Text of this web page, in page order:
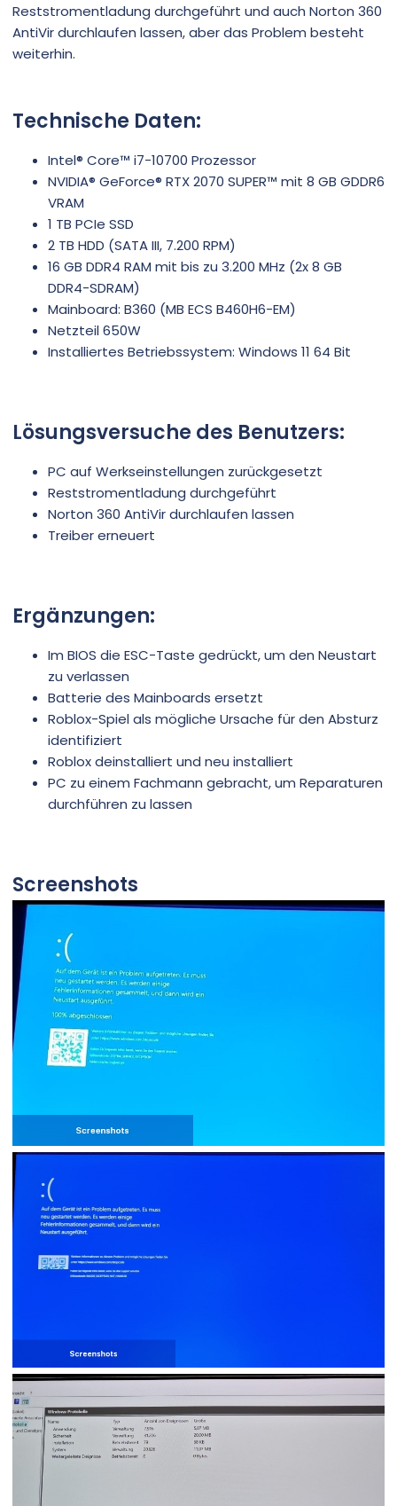
Reststromentladung durchgeführt und auch Norton 360
AntiVir durchlaufen lassen, aber das Problem besteht
weiterhin.
Technische Daten:
Intel® Core™ i7-10700 Prozessor
NVIDIA® GeForce® RTX 2070 SUPER™ mit 8 GB GDDR6
VRAM
1 TB PCIe SSD
2 TB HDD (SATA III, 7.200 RPM)
16 GB DDR4 RAM mit bis zu 3.200 MHz (2x 8 GB
DDR4-SDRAM)
Mainboard: B360 (MB ECS B460H6-EM)
Netzteil 650W
Installiertes Betriebssystem: Windows 11 64 Bit
Lösungsversuche des Benutzers:
PC auf Werkseinstellungen zurückgesetzt
Reststromentladung durchgeführt
Norton 360 AntiVir durchlaufen lassen
Treiber erneuert
Ergänzungen:
Im BIOS die ESC-Taste gedrückt, um den Neustart
zu verlassen
Batterie des Mainboards ersetzt
Roblox-Spiel als mögliche Ursache für den Absturz
identifiziert
Roblox deinstalliert und neu installiert
PC zu einem Fachmann gebracht, um Reparaturen
durchführen zu lassen
Screenshots